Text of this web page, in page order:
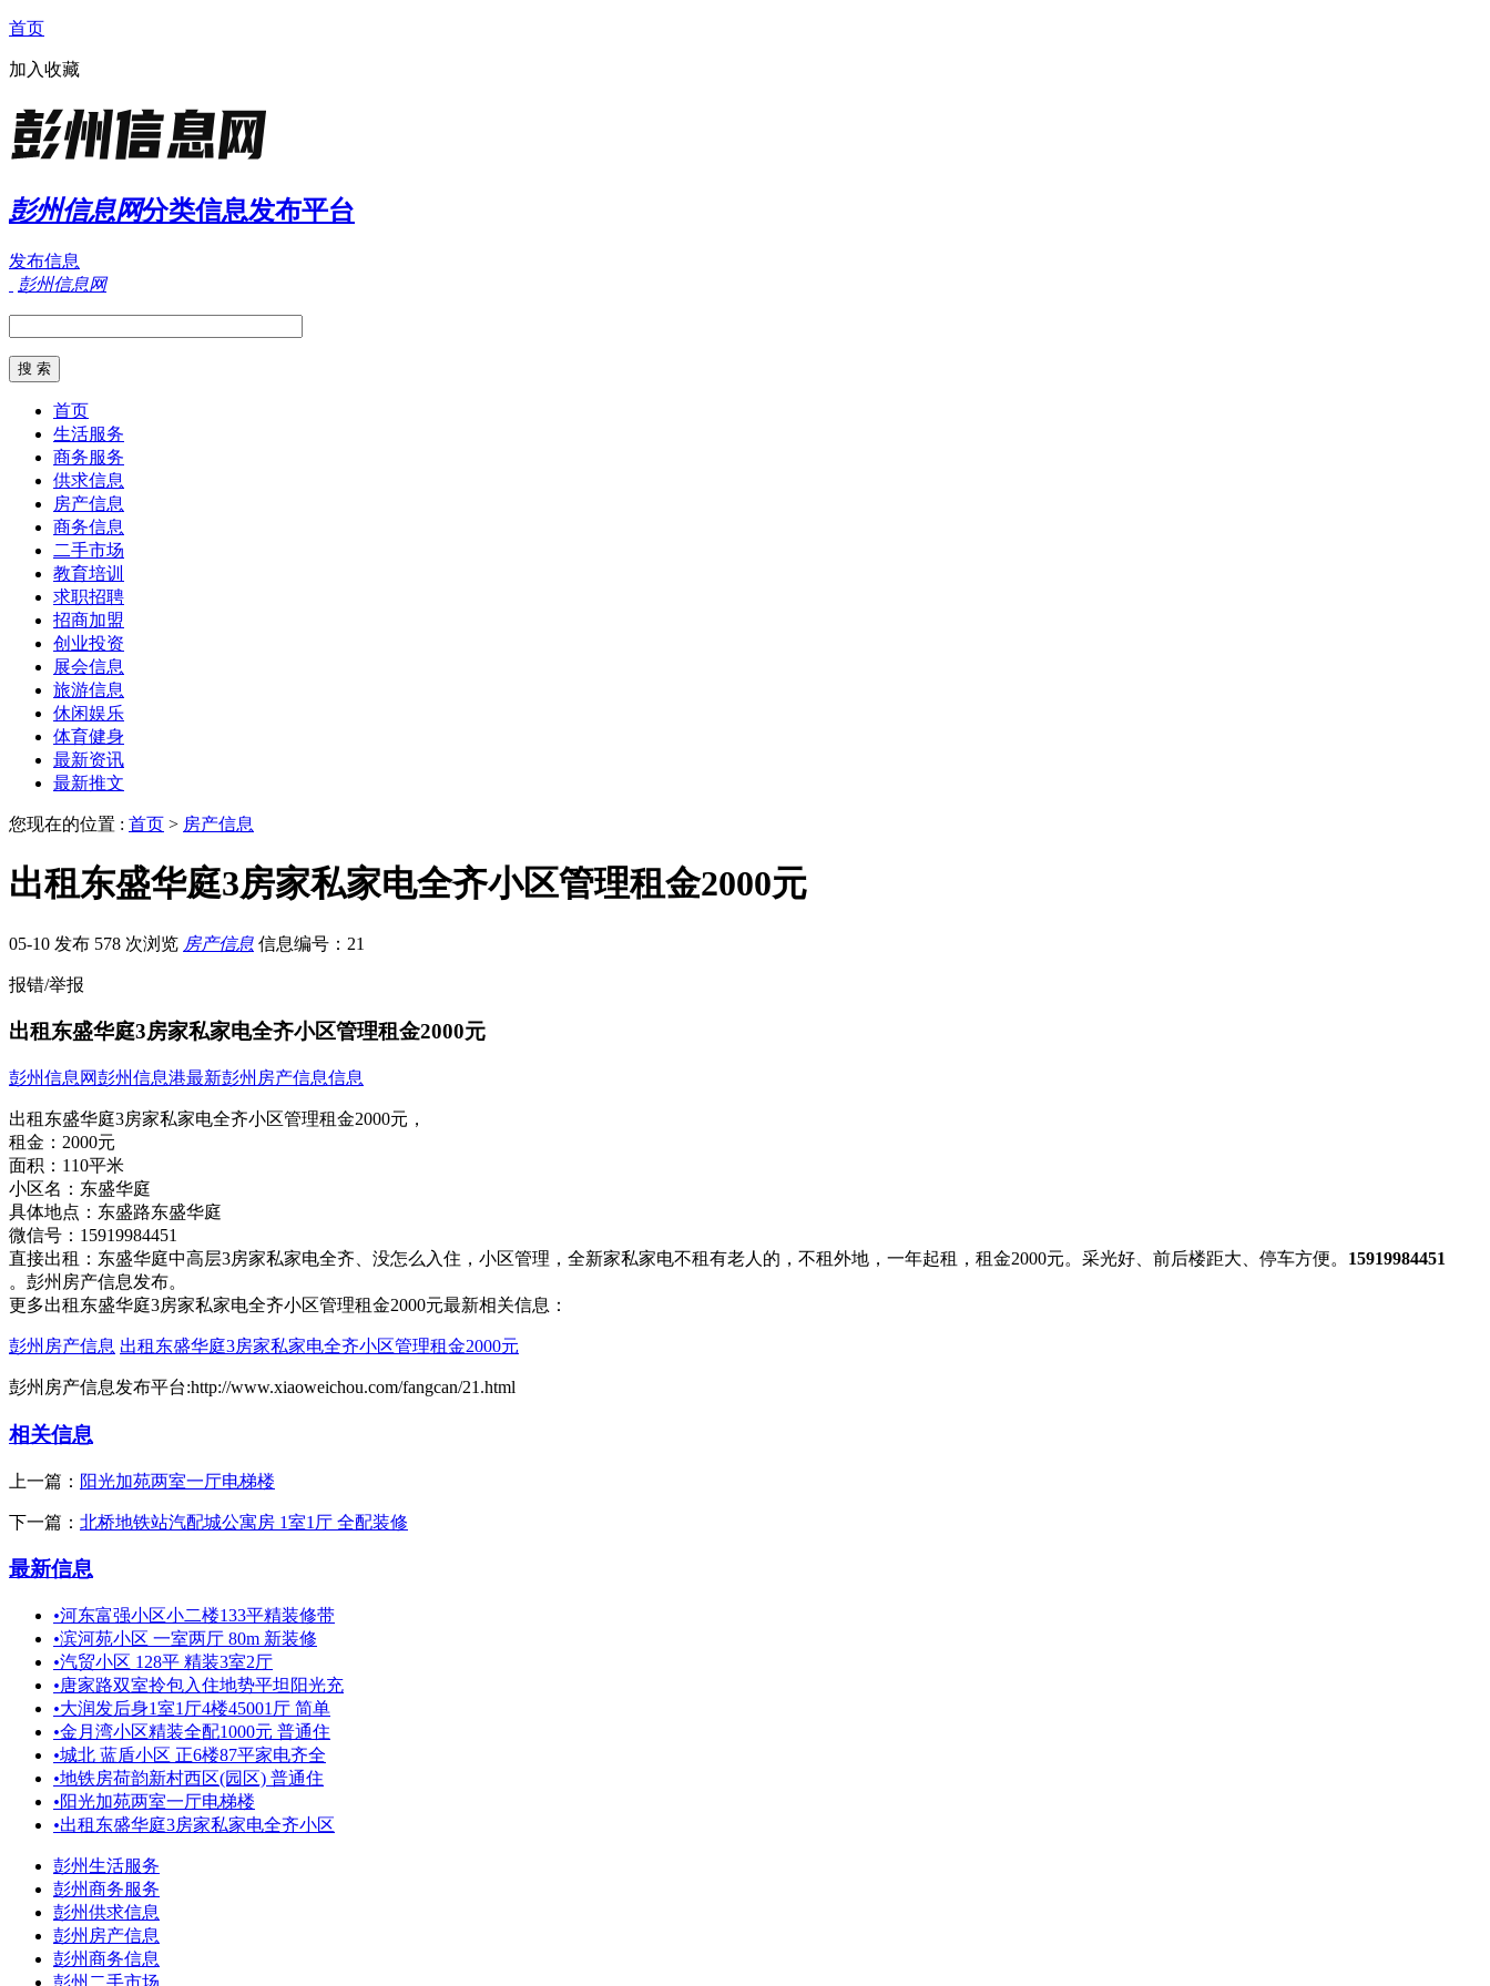
首页
加入收藏
彭州信息网分类信息发布平台
发布信息
彭州信息网
首页
生活服务
商务服务
供求信息
房产信息
商务信息
二手市场
教育培训
求职招聘
招商加盟
创业投资
展会信息
旅游信息
休闲娱乐
体育健身
最新资讯
最新推文
您现在的位置 : 首页 > 房产信息
出租东盛华庭3房家私家电全齐小区管理租金2000元
05-10 发布 578 次浏览 房产信息 信息编号：21
报错/举报
出租东盛华庭3房家私家电全齐小区管理租金2000元
彭州信息网彭州信息港最新彭州房产信息信息
出租东盛华庭3房家私家电全齐小区管理租金2000元，
租金： 2000元
面积： 110平米
小区名： 东盛华庭
具体地点： 东盛路东盛华庭
微信号： 15919984451
直接出租：东盛华庭中高层3房家私家电全齐、没怎么入​‌‌住，小区管理，全新家私家电不租有老人的，不租外地，一年起租，租金2000元。采光好、前后楼距大、停车方便。 15919984451
。彭州房产信息发布。
更多出租东盛华庭3房家私家电全齐小区管理租金2000元最新相关信息：
彭州房产信息 出租东盛华庭3房家私家电全齐小区管理租金2000元
彭州房产信息发布平台:http://www.xiaoweichou.com/fangcan/21.html
相关信息
上一篇： 阳光加苑两室一厅电梯楼
下一篇： 北桥地铁站汽配城公寓房 1室1厅 全配装修
最新信息
•河东富强小区小二楼133平精装修带
•滨河苑小区 一室两厅 80m 新装修
•汽贸小区 128平 精装3室2厅
•唐家路双室拎包入住地势平坦阳光充
•大润发后身1室1厅4楼45001厅 简单
•金月湾小区精装全配1000元 普通住
•城北 蓝盾小区 正6楼87平家电齐全
•地铁房荷韵新村西区(园区) 普通住
•阳光加苑两室一厅电梯楼
•出租东盛华庭3房家私家电全齐小区
彭州生活服务
彭州商务服务
彭州供求信息
彭州房产信息
彭州商务信息
彭州二手市场